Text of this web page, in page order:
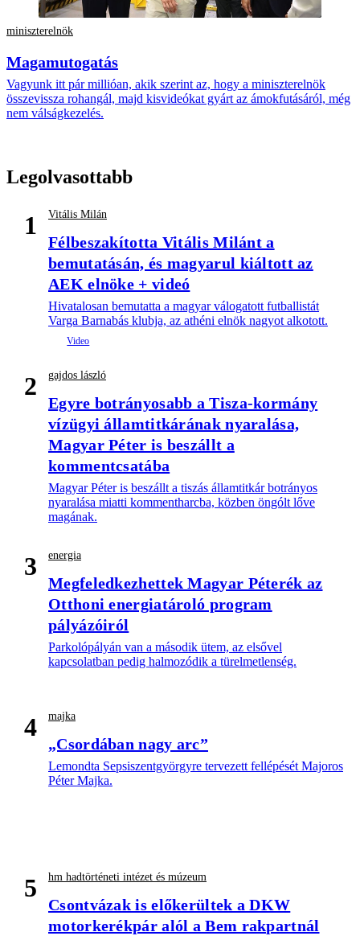
miniszterelnök
Magamutogatás
Vagyunk itt pár millióan, akik szerint az, hogy a miniszterelnök
összevissza rohangál, majd kisvideókat gyárt az ámokfutásáról, még
nem válságkezelés.
Legolvasottabb
1 Vitális Milán
Félbeszakította Vitális Milánt a
bemutatásán, és magyarul kiáltott az
AEK elnöke + videó
Hivatalosan bemutatta a magyar válogatott futballistát
Varga Barnabás klubja, az athéni elnök nagyot alkotott.
2 gajdos lászló
Egyre botrányosabb a Tisza-kormány
vízügyi államtitkárának nyaralása,
Magyar Péter is beszállt a
kommentcsatába
Magyar Péter is beszállt a tiszás államtitkár botrányos
nyaralása miatti kommentharcba, közben öngólt lőve
magának.
3 energia
Megfeledkezhettek Magyar Péterék az
Otthoni energiatároló program
pályázóiról
Parkolópályán van a második ütem, az elsővel
kapcsolatban pedig halmozódik a türelmetlenség.
4 majka
„Csordában nagy arc”
Lemondta Sepsiszentgyörgyre tervezett fellépését Majoros
Péter Majka.
5 hm hadtörténeti intézet és múzeum
Csontvázak is előkerültek a DKW
motorkerékpár alól a Bem rakpartnál